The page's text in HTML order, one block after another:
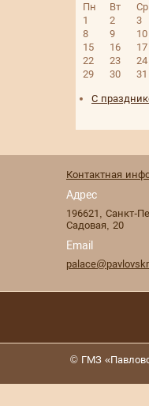
Пн Вт Ср
1
2 3
8
9 10
15
16 17
22
23 24
29
30 31
С
Контактная
Адрес
196621 Санкт-
Садовая, 20
Email
© ГМЗ